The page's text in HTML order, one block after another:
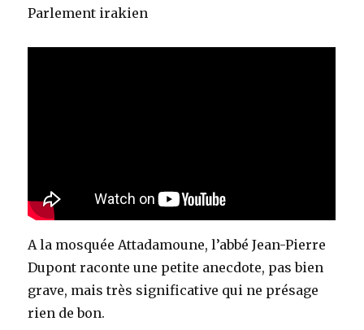
Parlement irakien
A la mosquée Attadamoune, l’abbé Jean-Pierre
Dupont raconte une petite anecdote, pas bien
grave, mais très significative qui ne présage
rien de bon.